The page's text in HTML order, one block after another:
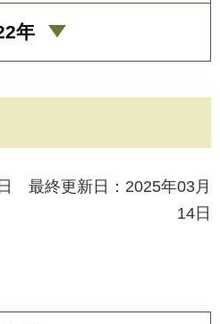
最終更新日：2025年03月
14日
年